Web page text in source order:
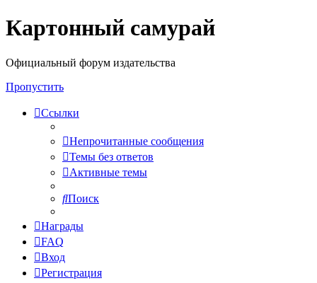
Регистрация
Картонный самурай
Официальный форум издательства
Пропустить
Ссылки
Непрочитанные сообщения
Темы без ответов
Активные темы
Поиск
Награды
FAQ
Вход
Регистрация